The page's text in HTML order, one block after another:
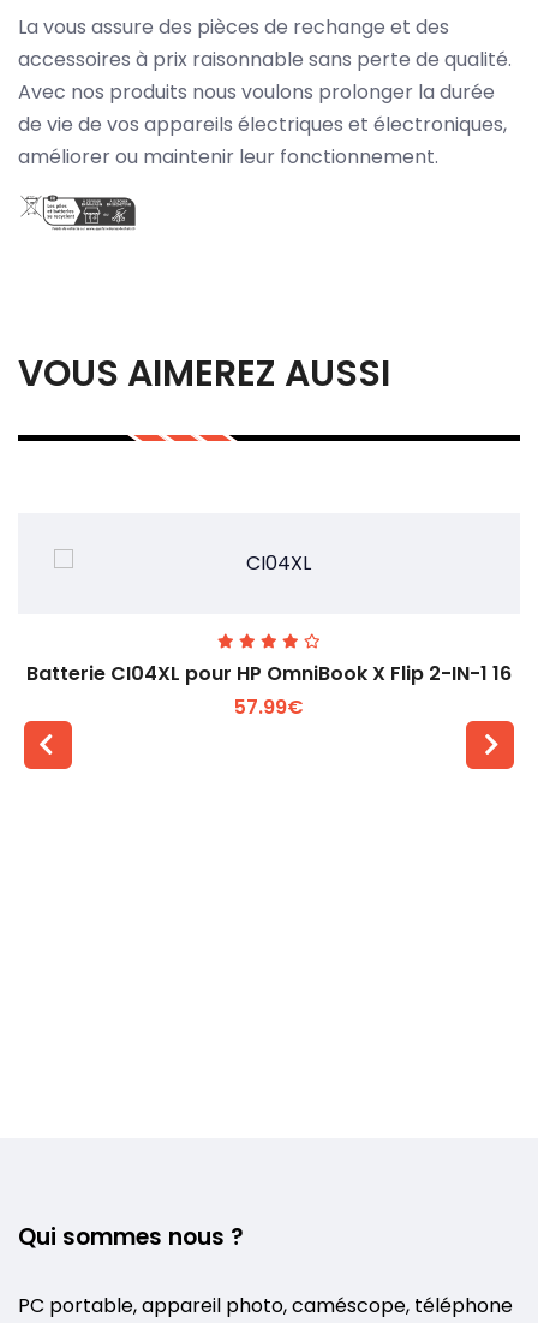
La vous assure des pièces de rechange et des
accessoires à prix raisonnable sans perte de qualité.
Avec nos produits nous voulons prolonger la durée
de vie de vos appareils électriques et électroniques,
améliorer ou maintenir leur fonctionnement.
VOUS AIMEREZ AUSSI
Batterie CI04XL pour HP OmniBook X Flip 2-IN-1 16
57.99€
Qui sommes nous ?
PC portable, appareil photo, caméscope, téléphone